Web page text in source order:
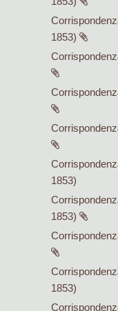
1853)
1853)
1853)
1853)